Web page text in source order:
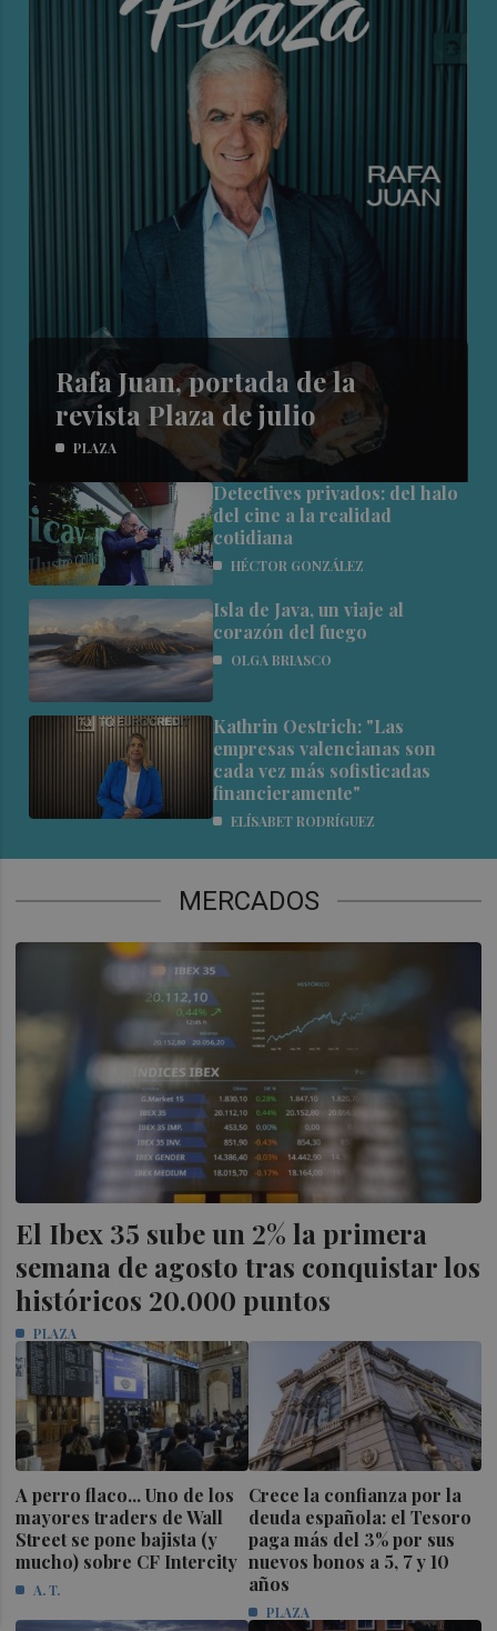
Rafa Juan, portada de la
revista Plaza de julio
PLAZA
Detectives privados: del halo
del cine a la realidad
cotidiana
HÉCTOR GONZÁLEZ
Isla de Java, un viaje al
corazón del fuego
OLGA BRIASCO
Kathrin Oestrich: "Las
empresas valencianas son
cada vez más sofisticadas
financieramente"
ELÍSABET RODRÍGUEZ
MERCADOS
El Ibex 35 sube un 2% la primera
semana de agosto tras conquistar los
históricos 20.000 puntos
PLAZA
A perro flaco... Uno de los
mayores traders de Wall
Street se pone bajista (y
mucho) sobre CF Intercity
A. T.
Crece la confianza por la
deuda española: el Tesoro
paga más del 3% por sus
nuevos bonos a 5, 7 y 10
años
PLAZA